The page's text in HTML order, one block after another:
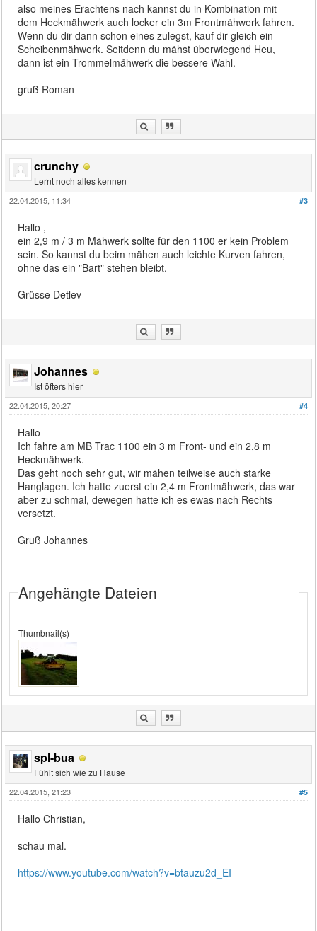
also meines Erachtens nach kannst du in Kombination mit
dem Heckmähwerk auch locker ein 3m Frontmähwerk fahren.
Wenn du dir dann schon eines zulegst, kauf dir gleich ein
Scheibenmähwerk. Seitdenn du mähst überwiegend Heu,
dann ist ein Trommelmähwerk die bessere Wahl.
gruß Roman
crunchy
Lernt noch alles kennen
#3
22.04.2015, 11:34
Hallo ,
ein 2,9 m / 3 m Mähwerk sollte für den 1100 er kein Problem
sein. So kannst du beim mähen auch leichte Kurven fahren,
ohne das ein "Bart" stehen bleibt.
Grüsse Detlev
Johannes
Ist öfters hier
#4
22.04.2015, 20:27
Hallo
Ich fahre am MB Trac 1100 ein 3 m Front- und ein 2,8 m
Heckmähwerk.
Das geht noch sehr gut, wir mähen teilweise auch starke
Hanglagen. Ich hatte zuerst ein 2,4 m Frontmähwerk, das war
aber zu schmal, dewegen hatte ich es ewas nach Rechts
versetzt.
Gruß Johannes
Angehängte Dateien
Thumbnail(s)
spl-bua
Fühlt sich wie zu Hause
#5
22.04.2015, 21:23
Hallo Christian,
schau mal.
https://www.youtube.com/watch?v=btauzu2d_EI